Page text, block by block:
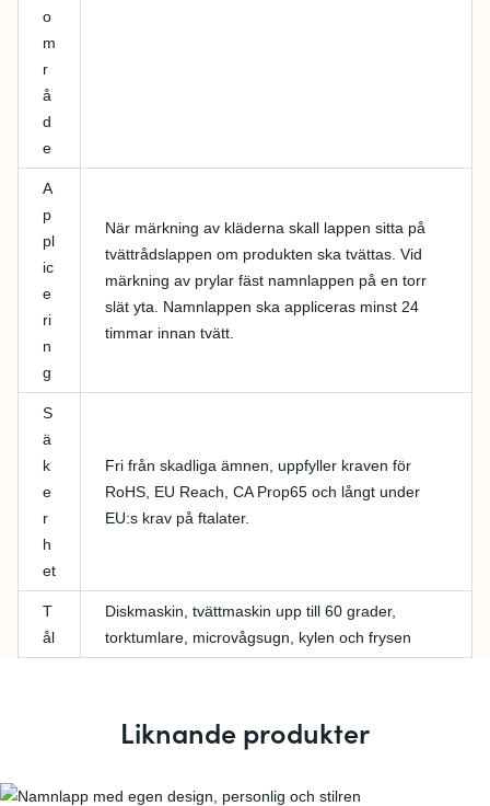
o
m
r
å
d
e
A
p
pl
ic
e
ri
n
g
När märkning av kläderna skall lappen sitta på
tvättrådslappen om produkten ska tvättas. Vid
märkning av prylar fäst namnlappen på en torr
slät yta. Namnlappen ska appliceras minst 24
timmar innan tvätt.
S
ä
k
e
r
h
et
Fri från skadliga ämnen, uppfyller kraven för
RoHS, EU Reach, CA Prop65 och långt under
EU:s krav på ftalater.
T
ål
Diskmaskin, tvättmaskin upp till 60 grader,
torktumlare, microvågsugn, kylen och frysen
Liknande produkter